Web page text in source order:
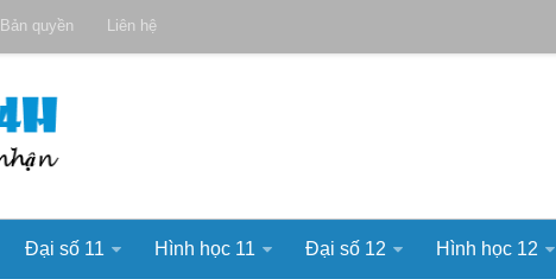
Bản quyền Liên hệ
Đại số 11 Hình học 11 Đại số 12 Hình học 12